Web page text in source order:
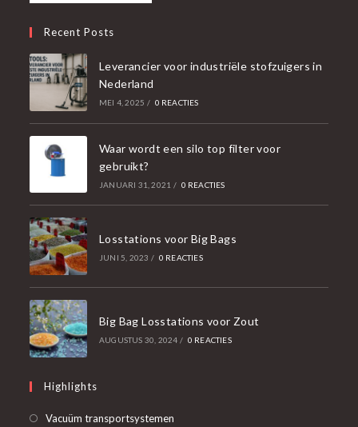
Recent Posts
Leverancier voor industriële stofzuigers in
Nederland
MEI 4, 2025 / 0 REACTIES
Waar wordt een silo top filter voor
gebruikt?
JANUARI 31, 2021 / 0 REACTIES
Losstations voor Big Bags
JUNI 5, 2023 / 0 REACTIES
Big Bag Losstations voor Zout
AUGUSTUS 30, 2024 / 0 REACTIES
Highlights
Vacuüm transportsystemen